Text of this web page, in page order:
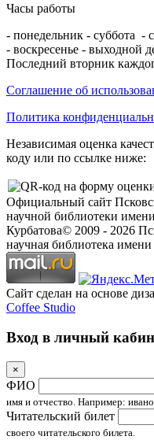
Часы работы
- понедельник - суббота -
- воскресенье - выходной
Последний вторник
Соглашение об
Политика
Независимая оценка
коду или по ссылке ниже:
Официальный сайт
научной библиотеки
Курбатова© 2009 - 2026
научная библиотека
Сайт сделан на основе
Coffee Studio
Вход в личный
×
ФИО
имя и отчество. Например:
Читательский билет
своего читательского билета.